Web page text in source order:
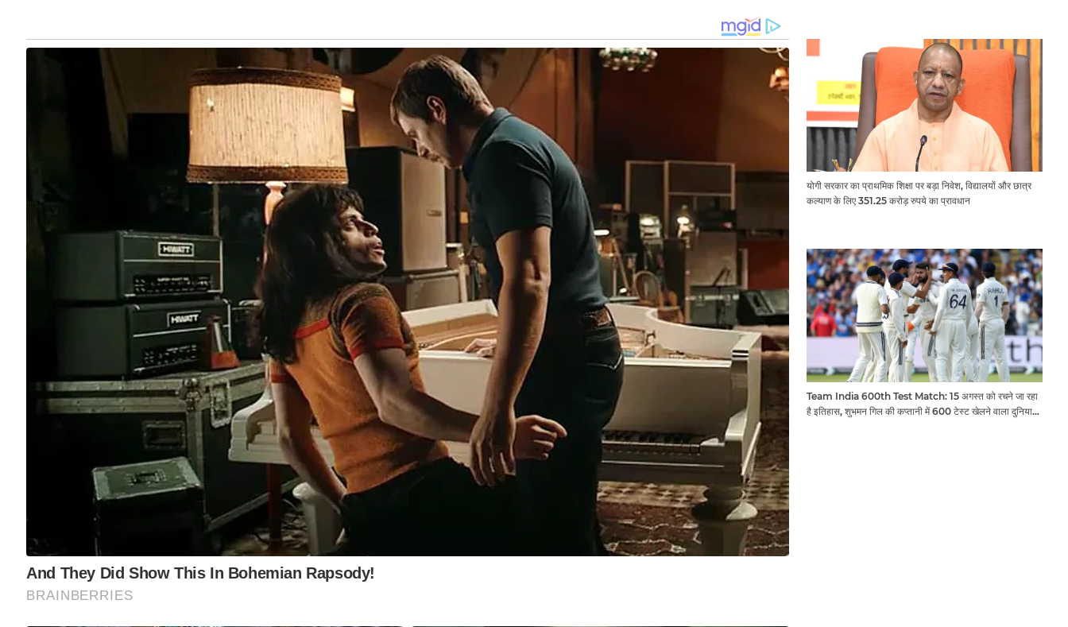
योगी सरकार का प्राथमिक शिक्षा पर बड़ा निवेश, विद्यालयों और छात्र
कल्याण के लिए 351.25 करोड़ रुपये का प्रावधान
Team India 600th Test Match: 15 अगस्त को रचने जा रहा
है इतिहास, शुभमन गिल की कप्तानी में 600 टेस्ट खेलने वाला दुनिया